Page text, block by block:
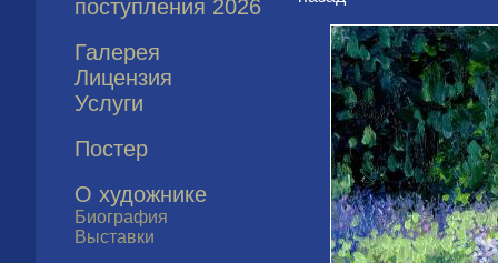
поступления 2026
Галерея
Лицензия
Услуги
Постер
О художнике
Биография
Выставки